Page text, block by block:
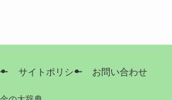
サイトポリシー お問い合わせ